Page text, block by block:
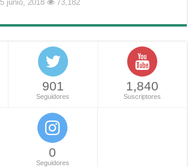
5 junio, 2018 73,182
901
Seguidores
1,840
Suscriptores
0
Seguidores